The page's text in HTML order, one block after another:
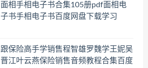
面相手相电子书合集105册pdf面相电
子书手相电子书百度网盘下载学习
跟保险高手学销售程智雄罗魏学王妮吴
晋江叶云燕保险销售音频教程合集百度